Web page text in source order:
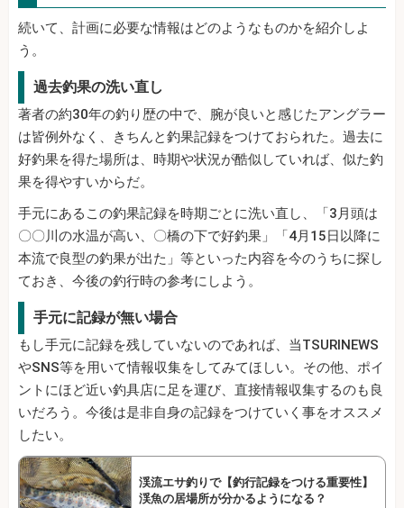
続いて、計画に必要な情報はどのようなものかを紹介しよ
う。
過去釣果の洗い直し
著者の約30年の釣り歴の中で、腕が良いと感じたアングラー
は皆例外なく、きちんと釣果記録をつけておられた。過去に
好釣果を得た場所は、時期や状況が酷似していれば、似た釣
果を得やすいからだ。
手元にあるこの釣果記録を時期ごとに洗い直し、「3月頭は
〇〇川の水温が高い、〇橋の下で好釣果」「4月15日以降に
本流で良型の釣果が出た」等といった内容を今のうちに探し
ておき、今後の釣行時の参考にしよう。
手元に記録が無い場合
もし手元に記録を残していないのであれば、当TSURINEWS
やSNS等を用いて情報収集をしてみてほしい。その他、ポイ
ントにほど近い釣具店に足を運び、直接情報収集するのも良
いだろう。今後は是非自身の記録をつけていく事をオススメ
したい。
渓流エサ釣りで【釣行記録をつける重要性】
渓魚の居場所が分かるようになる？